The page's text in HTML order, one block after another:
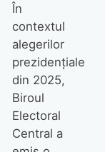
În
contextul
alegerilor
prezidențiale
din 2025,
Biroul
Electoral
Central a